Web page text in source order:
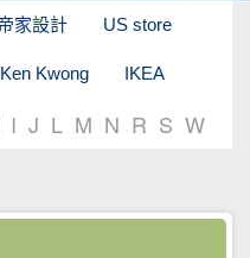
家設計 US store
Kwong IKEA
I J L M N R S W